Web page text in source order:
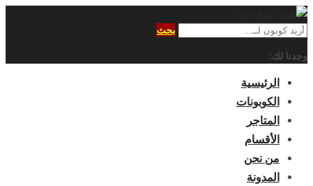
بحث
وجدنا لك:
الرئيسية
الكوبونات
المتاجر
الأقسام
من نحن
المدونة